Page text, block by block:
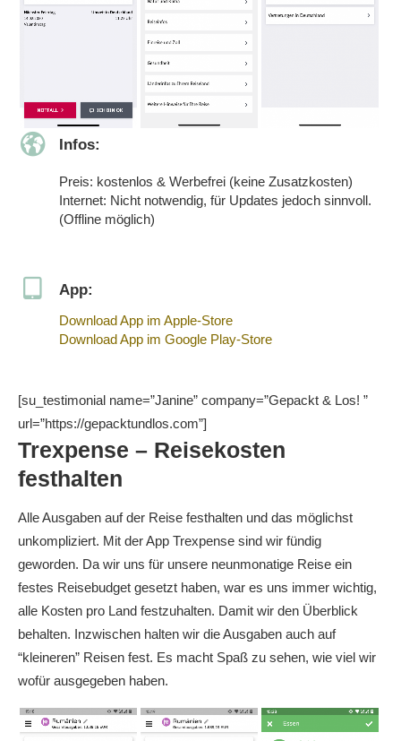
Infos:
Preis: kostenlos & Werbefrei (keine Zusatzkosten)
Internet: Nicht notwendig, für Updates jedoch sinnvoll.
(Offline möglich)
App:
Download App im Apple-Store
Download App im Google Play-Store
[su_testimonial name=”Janine” company=”Gepackt & Los! ”
url=”https://gepacktundlos.com”]
Trexpense – Reisekosten
festhalten
Alle Ausgaben auf der Reise festhalten und das möglichst
unkompliziert. Mit der App Trexpense sind wir fündig
geworden. Da wir uns für unsere neunmonatige Reise ein
festes Reisebudget gesetzt haben, war es uns immer wichtig,
alle Kosten pro Land festzuhalten. Damit wir den Überblick
behalten. Inzwischen halten wir die Ausgaben auch auf
“kleineren” Reisen fest. Es macht Spaß zu sehen, wie viel wir
wofür ausgegeben haben.